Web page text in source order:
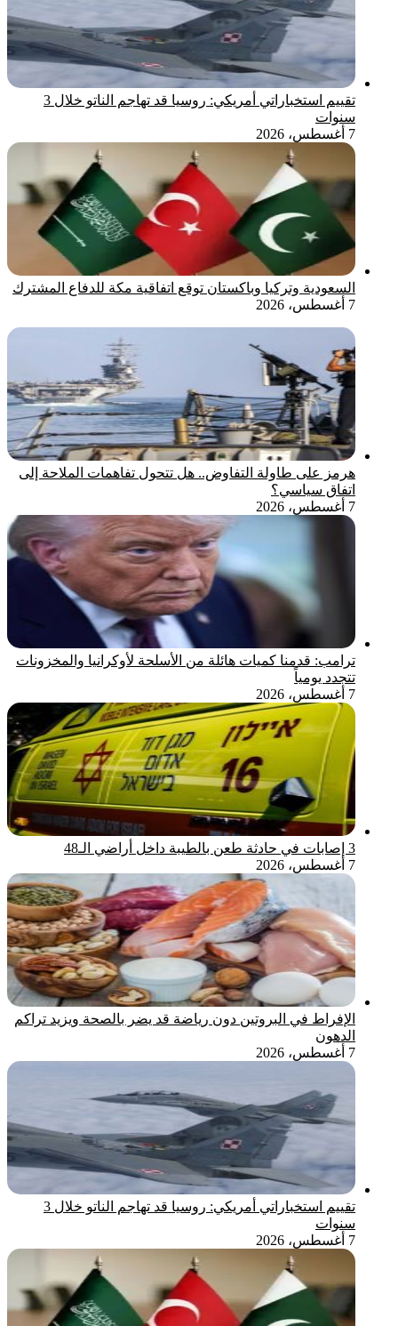
تقييم استخباراتي أمريكي: روسيا قد تهاجم الناتو خلال 3
سنوات
7 أغسطس، 2026
السعودية وتركيا وباكستان توقع اتفاقية مكة للدفاع المشترك
7 أغسطس، 2026
هرمز على طاولة التفاوض.. هل تتحول تفاهمات الملاحة إلى
اتفاق سياسي؟
7 أغسطس، 2026
ترامب: قدمنا كميات هائلة من الأسلحة لأوكرانيا والمخزونات
تتجدد يومياً
7 أغسطس، 2026
3 إصابات في حادثة طعن بالطيبة داخل أراضي الـ48
7 أغسطس، 2026
الإفراط في البروتين دون رياضة قد يضر بالصحة ويزيد تراكم
الدهون
7 أغسطس، 2026
تقييم استخباراتي أمريكي: روسيا قد تهاجم الناتو خلال 3
سنوات
7 أغسطس، 2026